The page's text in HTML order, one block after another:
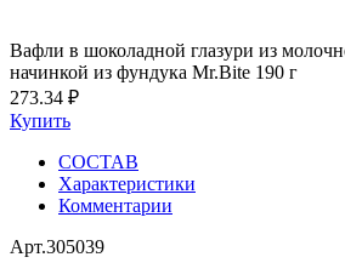
Вафли в шоколадной глазури из
начинкой из фундука Mr.Bite 190 г
273.34 ₽
Купить
СОСТАВ
Характеристики
Комментарии
Арт.305039